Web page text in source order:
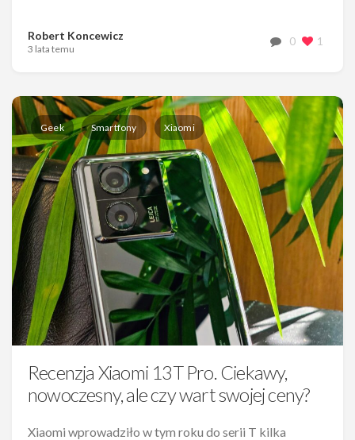
Robert Koncewicz
3 lata temu
0 1
Geek Smartfony Xiaomi
Recenzja Xiaomi 13T Pro. Ciekawy,
nowoczesny, ale czy wart swojej ceny?
Xiaomi wprowadziło w tym roku do serii T kilka